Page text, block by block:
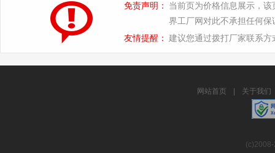
免责声明：
当前页为价格信息展示，
界工厂网对此不承担任何保
友情提醒： 建议您通过拨打厂家联系
网站首页 关于我们